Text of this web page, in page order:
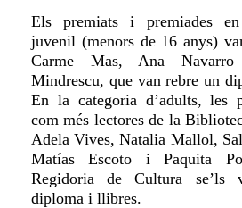
Els premiats i premiades
juvenil (menors de 16 anys)
Carme Mas, Ana
Mindrescu, que van rebre un
En la categoria d’adults, les
com més lectores de la
Adela Vives, Natalia Mallol,
Matías Escoto i Paquita
Regidoria de Cultura se’ls
diploma i llibres.